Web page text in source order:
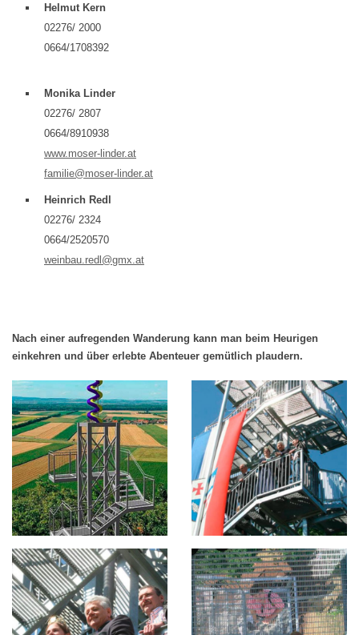
Helmut Kern
02276/ 2000
0664/1708392
Monika Linder
02276/ 2807
0664/8910938
www.moser-linder.at
familie@moser-linder.at
Heinrich Redl
02276/ 2324
0664/2520570
weinbau.redl@gmx.at
Nach einer aufregenden Wanderung kann man beim Heurigen
einkehren und über erlebte Abenteuer gemütlich plaudern.